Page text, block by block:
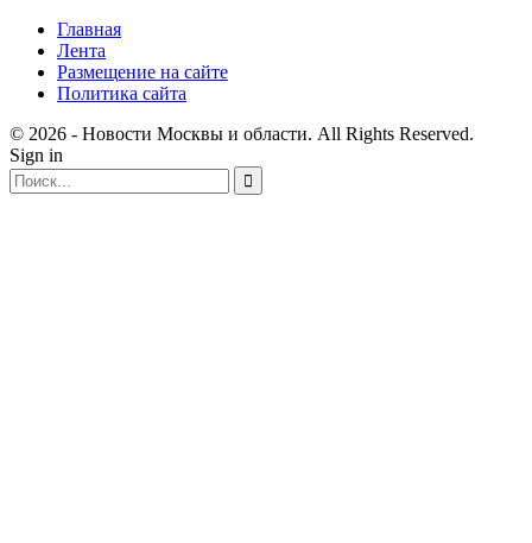
Главная
Лента
Размещение на сайте
Политика сайта
© 2026 - Новости Москвы и области. All Rights Reserved.
Sign in